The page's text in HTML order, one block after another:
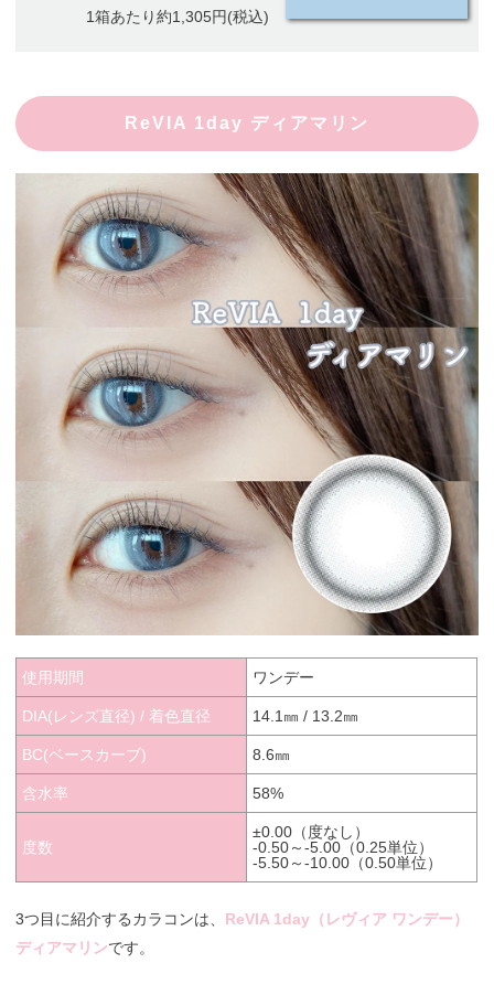
1箱あたり約1,305円(税込)
ReVIA 1day ディアマリン
使用期間 ワンデー
DIA(レンズ直径) / 着色直径 14.1㎜ / 13.2㎜
BC(ベースカーブ) 8.6㎜
含水率 58%
度数
±0.00（度なし）
-0.50～-5.00（0.25単位）
-5.50～-10.00（0.50単位）
3つ目に紹介するカラコンは、 ReVIA 1day（レヴィア ワンデー）
ディアマリンです。